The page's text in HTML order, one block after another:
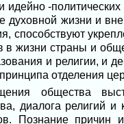
-
жизни и
способствуют
жизни страны и
и религии, и
отделения
общества
диалога религий
Познание причин